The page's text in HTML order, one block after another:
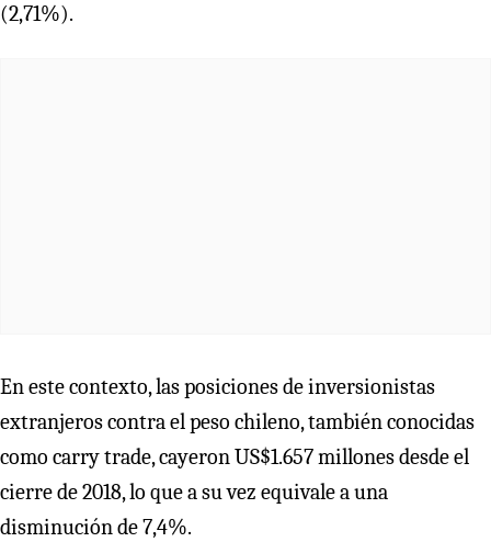
(2,71%).
En este contexto, las posiciones de inversionistas
extranjeros contra el peso chileno, también conocidas
como carry trade, cayeron US$1.657 millones desde el
cierre de 2018, lo que a su vez equivale a una
disminución de 7,4%.